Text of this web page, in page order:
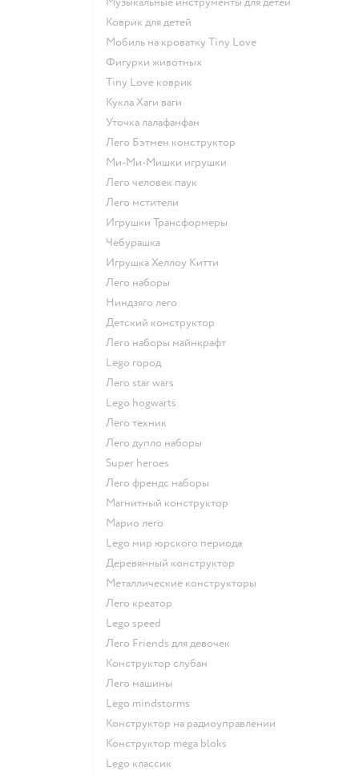
Коврик для детей
Мобиль на кроватку Tiny Love
Фигурки животных
Tiny Love коврик
Кукла Хаги ваги
Уточка лалафанфан
Лего Бэтмен конструктор
Ми-Ми-Мишки игрушки
Лего человек паук
Лего мстители
Игрушки Трансформеры
Чебурашка
Игрушка Хеллоу Китти
Лего наборы
Ниндзяго лего
Детский конструктор
Лего наборы майнкрафт
Lego город
Лего star wars
Lego hogwarts
Лего техник
Лего дупло наборы
Super heroes
Лего френдс наборы
Магнитный конструктор
Марио лего
Lego мир юрского периода
Деревянный конструктор
Металлические конструкторы
Лего креатор
Lego speed
Лего Friends для девочек
Конструктор слубан
Лего машины
Lego mindstorms
Конструктор на радиоуправлении
Конструктор mega bloks
Lego классик